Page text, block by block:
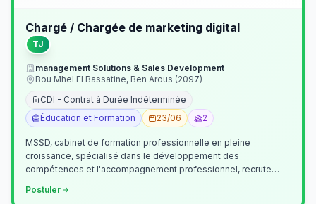
Chargé / Chargée de marketing digital
TJ
management Solutions & Sales Development
Bou Mhel El Bassatine, Ben Arous (2097)
CDI - Contrat à Durée Indéterminée
Éducation et Formation
23/06 2
MSSD, cabinet de formation professionnelle en pleine
croissance, spécialisé dans le développement des
compétences et l'accompagnement professionnel, recrute
Postuler